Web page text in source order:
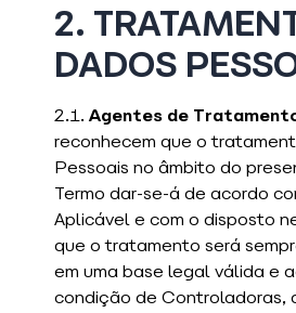
2.
DADOS
2.1. Agentes de
reconhecem que o
Pessoais no âmbito do
Termo dar-se-á de acordo
Aplicável e com o disposto
que o tratamento será
em uma base legal válida e
condição de Controladoras,